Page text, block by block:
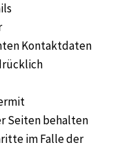
Kontaktdaten
Seiten behalten
im Falle der